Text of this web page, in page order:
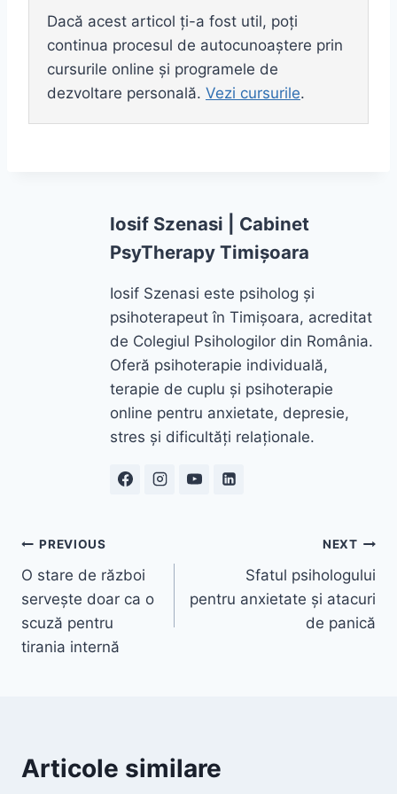
Dacă acest articol ți-a fost util, poți
continua procesul de autocunoaștere prin
cursurile online și programele de
dezvoltare personală. Vezi cursurile.
Iosif Szenasi | Cabinet
PsyTherapy Timișoara
Iosif Szenasi este psiholog și
psihoterapeut în Timișoara, acreditat
de Colegiul Psihologilor din România.
Oferă psihoterapie individuală,
terapie de cuplu și psihoterapie
online pentru anxietate, depresie,
stres și dificultăți relaționale.
Navigare
în
articole
PREVIOUS
O stare de război
servește doar ca o
scuză pentru
tirania internă
NEXT
Sfatul psihologului
pentru anxietate și atacuri
de panică
Articole similare